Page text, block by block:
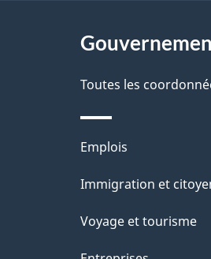
d
e
l
Toutes les
Thèmes
et
Emplois
Immigration et
Voyage et tourisme